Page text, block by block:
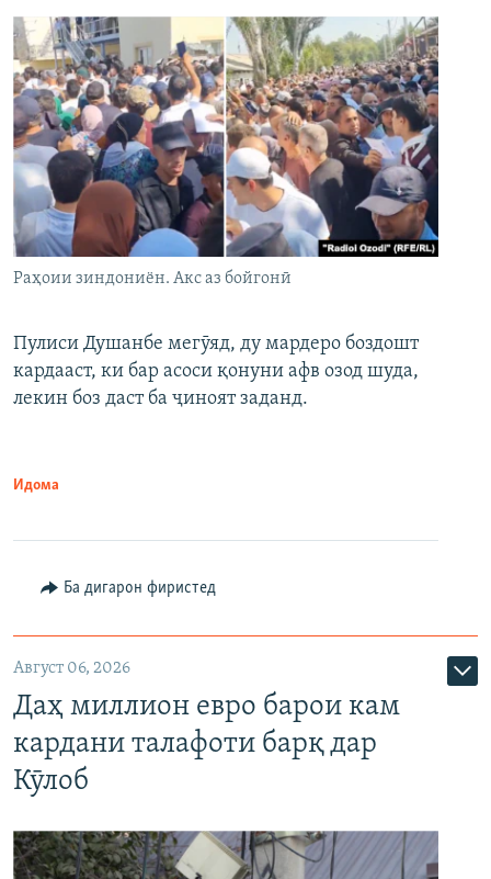
Раҳоии зиндониён. Акс аз бойгонӣ
Пулиси Душанбе мегӯяд, ду мардеро боздошт
кардааст, ки бар асоси қонуни афв озод шуда,
лекин боз даст ба ҷиноят заданд.
Идома
Ба дигарон фиристед
Август 06, 2026
Даҳ миллион евро барои кам
кардани талафоти барқ дар
Кӯлоб